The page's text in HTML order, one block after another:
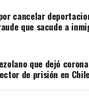
cancelar
que sacude a
que dejó
de prisión en Chile